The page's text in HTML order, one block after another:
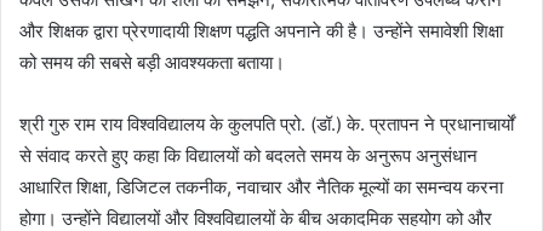
और शिक्षक द्वारा प्रेरणादायी शिक्षण पद्धति अपनाने की है। उन्होंने समावेशी शिक्षा
को समय की सबसे बड़ी आवश्यकता बताया।
श्री गुरु राम राय विश्वविद्यालय के कुलपति प्रो. (डॉ.) के. प्रतापन ने प्रधानाचार्यों
से संवाद करते हुए कहा कि विद्यालयों को बदलते समय के अनुरूप अनुसंधान
आधारित शिक्षा, डिजिटल तकनीक, नवाचार और नैतिक मूल्यों का समन्वय करना
होगा। उन्होंने विद्यालयों और विश्वविद्यालयों के बीच अकादमिक सहयोग को और